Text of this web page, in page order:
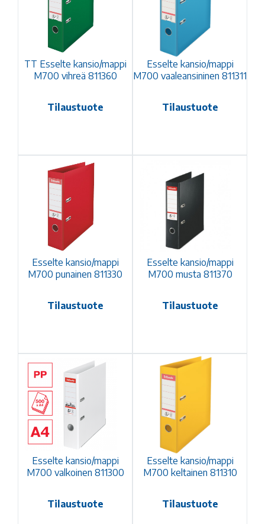
TT Esselte kansio/mappi
M700 vihreä 811360
Tilaustuote
Esselte kansio/mappi
M700 vaaleansininen 811311
Tilaustuote
Esselte kansio/mappi
M700 punainen 811330
Tilaustuote
Esselte kansio/mappi
M700 musta 811370
Tilaustuote
Esselte kansio/mappi
M700 valkoinen 811300
Tilaustuote
Esselte kansio/mappi
M700 keltainen 811310
Tilaustuote